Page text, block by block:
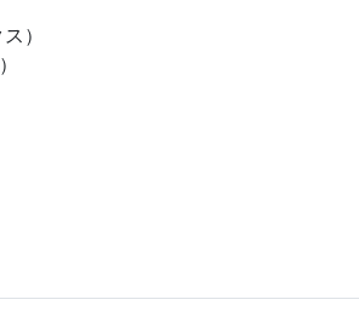
）
ッフとの連携・共有）